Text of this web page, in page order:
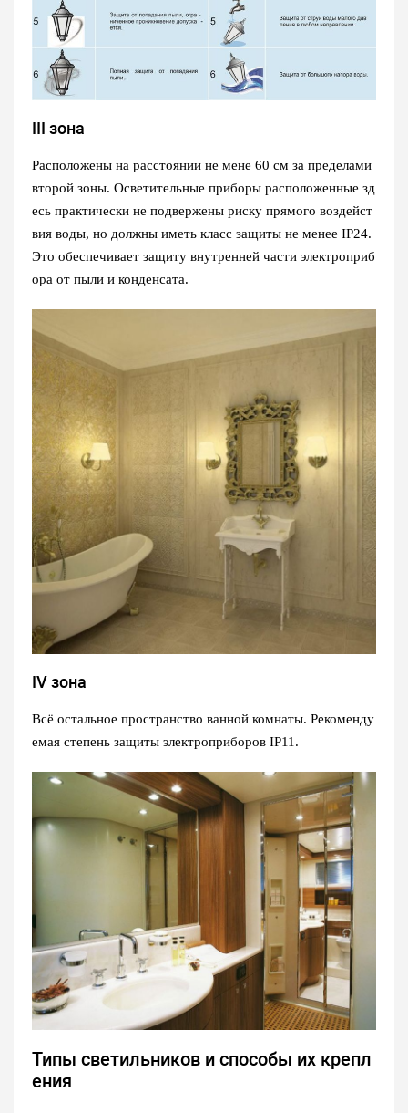
III зона
Расположены на расстоянии не мене 60 см за пределами
второй зоны. Осветительные приборы расположенные зд
есь практически не подвержены риску прямого воздейст
вия воды, но должны иметь класс защиты не менее IP24.
Это обеспечивает защиту внутренней части электроприб
ора от пыли и конденсата.
IV зона
Всё остальное пространство ванной комнаты. Рекоменду
емая степень защиты электроприборов IP11.
Типы светильников и способы их крепл
ения